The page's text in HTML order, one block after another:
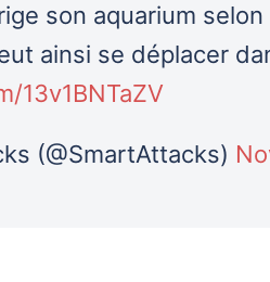
son aquarium
ainsi se déplacer
13v1BNTaZV
(@SmartAttacks)